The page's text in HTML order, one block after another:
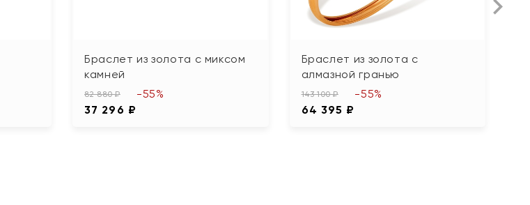
Браслет из золота с миксом
камней
82 880 ₽
37 296 ₽
-55%
Браслет из золота с
алмазной гранью
143 100 ₽
64 395 ₽
-55%